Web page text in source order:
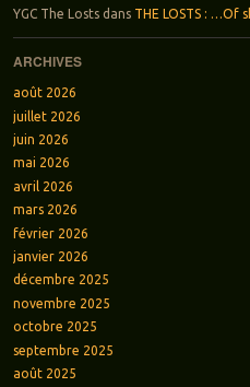
YGC The Lostsdans THE LOSTS : …Of
ARCHIVES
août 2026
juillet 2026
juin 2026
mai 2026
avril 2026
mars 2026
février 2026
janvier 2026
décembre 2025
novembre 2025
octobre 2025
septembre 2025
août 2025